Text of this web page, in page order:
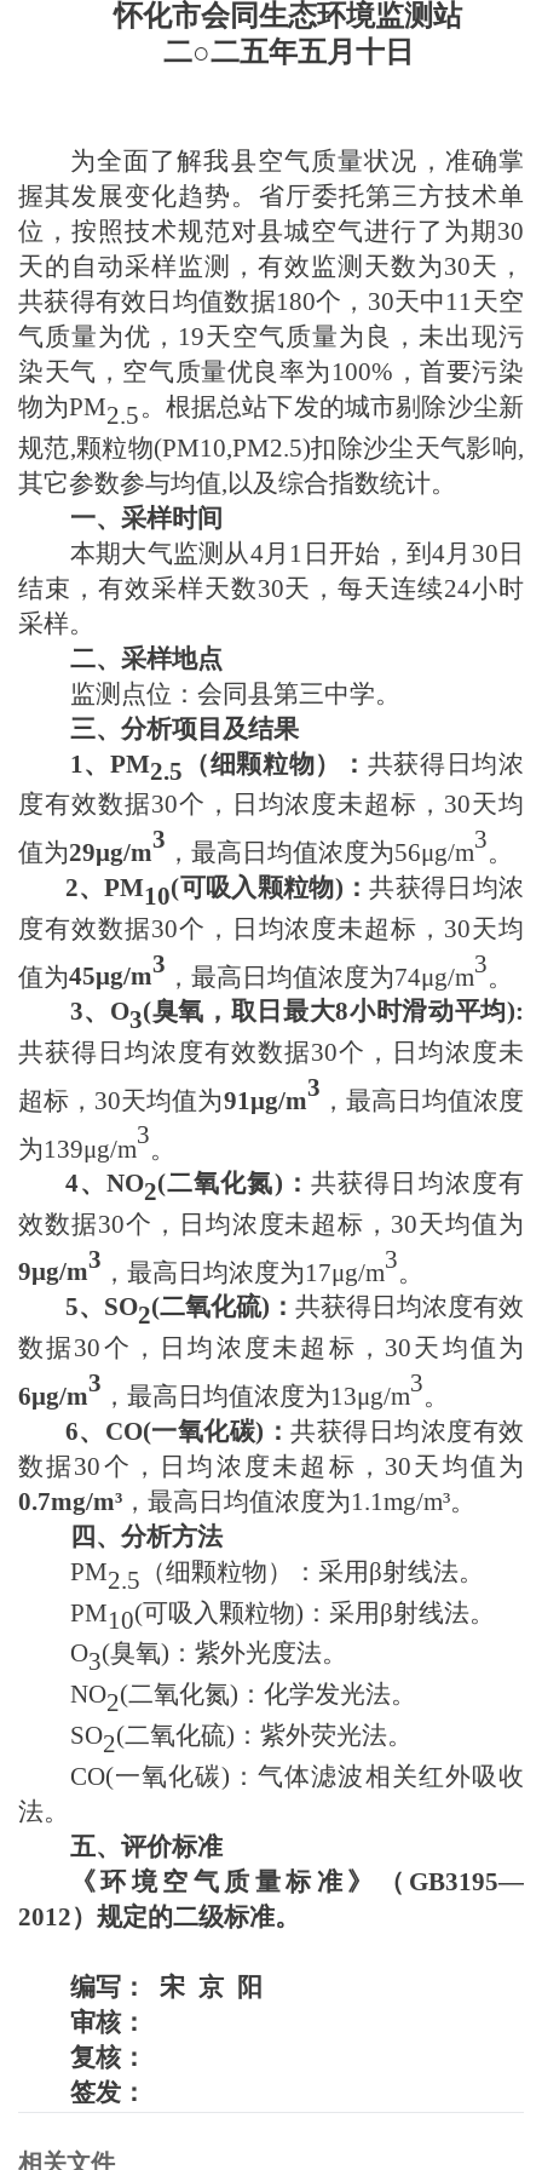
怀化市会同生态环境监测站
二○二五年五月 十日
为全面了解我县空气质量状况，准确掌
握其发展变化趋势。省厅委托第三方技术单
位，按照技术规范对县城空气进行了为期30
天的自动采样监测，有效监测天数为30天 ，
共获得有效日均值数据180个， 30天中11天空
气质量为优， 19天空气质量为良，未出现污
染天气， 空气质量优良率为 100%，首要污染
物为PM2.5。根据总站下发的城市剔除沙尘新
规范,颗粒物(PM10,PM2.5)扣除沙尘天气影响,
其它参数参与均值,以及综合指数统计。
一、采样时间
本期大气监测从4月 1日开始，到4月30 日
结束，有效采样天数30天 ，每天连续24小时
采样。
二、采样地点
监测点位：会同县第三中学。
三、分析项目及结果
1 、PM2.5 （细颗粒物） ： 共获得日均浓
度有效数据30个 ，日均浓度未超标， 30天均
值为29μg/m3 ，最高日均值浓度为56μg/m3。
2、PM10(可吸入颗粒物) ：共获得日均浓
度有效数据30个 ，日均浓度未超标， 30天均
值为45μg/m3 ，最高日均值浓度为74μg/m3。
3、 O3(臭氧 ， 取日最大8小时滑动平均):
共获得日均浓度有效数据30个 ，日均浓度未
超标， 30天均值为91μg/m3 ，最高日均值浓度
为139μg/m3。
4、 NO2(二氧化氮) ： 共获得日均浓度有
效数据30个 ，日均浓度未超标， 30天均值为
9μg/m3 ，最高日均浓度为17μg/m3。
5、 SO2(二氧化硫) ： 共获得日均浓度有效
数据30个 ，日均浓度未超标， 30天均值为
6μg/m3 ，最高日均值浓度为13μg/m3。
6、 CO(一氧化碳) ：共获得日均浓度有效
数据30个 ，日均浓度未超标， 30天均值为
0.7mg/m³ ，最高日均值浓度为1.1mg/m³。
四、分析方法
PM2.5 （细颗粒物） ：采用β射线法。
PM10(可吸入颗粒物) ：采用β射线法。
O3(臭氧) ：紫外光度法。
NO2(二氧化氮) ：化学发光法。
SO2(二氧化硫) ：紫外荧光法。
CO(一氧化碳) ：气体滤波相关红外吸收
法。
五、评价标准
《环境空气质量标准》（ GB3195—
2012）规定的二级标准。
编写： 宋 京 阳
审核：
复核：
签发：
相关文件